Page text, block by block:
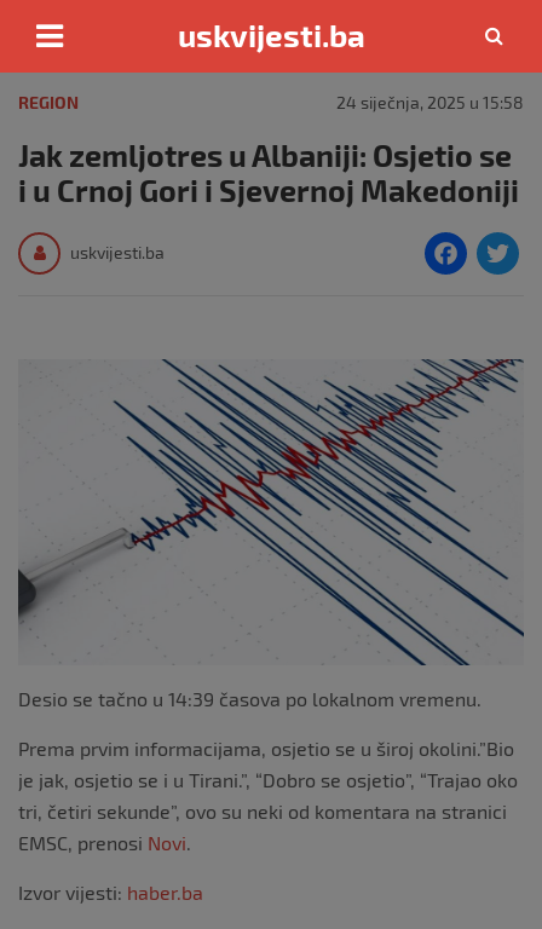
content
uskvijesti.ba
REGION 24 siječnja, 2025 u 15:58
Jak zemljotres u Albaniji: Osjetio se
i u Crnoj Gori i Sjevernoj Makedoniji
uskvijesti.ba
F
e
b
k
Desio se tačno u 14:39 časova po lokalnom vremenu.
Prema prvim informacijama, osjetio se u široj okolini.”Bio
je jak, osjetio se i u Tirani.”, “Dobro se osjetio”, “Trajao oko
tri, četiri sekunde”, ovo su neki od komentara na stranici
EMSC, prenosi Novi.
Izvor vijesti: haber.ba